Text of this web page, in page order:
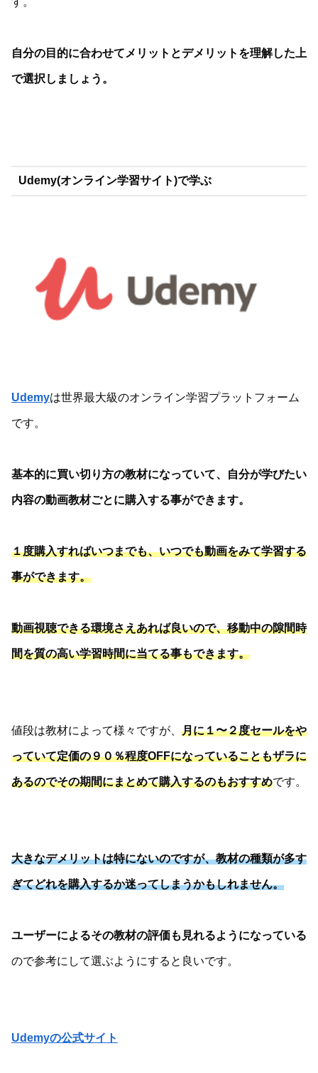
自分の目的に合わせてメリットとデメリットを理解した上
で選択しましょう。
Udemy(オンライン学習サイト)で学ぶ
Udemyは世界最大級のオンライン学習プラットフォーム
です。
基本的に買い切り方の教材になっていて、自分が学びたい
内容の動画教材ごとに購入する事ができます。
１度購入すればいつまでも、いつでも動画をみて学習する
事ができます。
動画視聴できる環境さえあれば良いので、移動中の隙間時
間を質の高い学習時間に当てる事もできます。
値段は教材によって様々ですが、 月に１〜２度セールをや
っていて定価の９０％程度OFFになっていることもザラに
あるのでその期間にまとめて購入するのもおすすめです。
大きなデメリットは特にないのですが、教材の種類が多す
ぎてどれを購入するか迷ってしまうかもしれません。
ユーザーによるその教材の評価も見れるようになっている
ので参考にして選ぶようにすると良いです。
Udemyの公式サイト